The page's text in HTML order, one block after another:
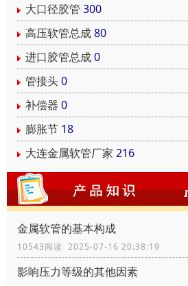
大口径胶管 300
高压软管总成80
进口胶管总成0
管接头0
补偿器 0
膨胀节 18
大连金属软管厂家 216
金属软管的基本构成
10543阅读 2025-07-16 20:38:19
影响压力等级的其他因素